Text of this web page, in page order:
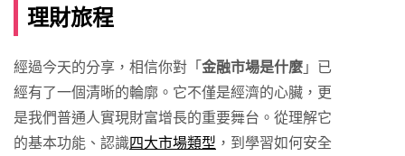
理財旅程
經過今天的分享，相信你對「金融市場是什麼」已
經有了一個清晰的輪廓。它不僅是經濟的心臟，更
是我們普通人實現財富增長的重要舞台。從理解它
的基本功能、認識四大市場類型 ，到學習如何安全